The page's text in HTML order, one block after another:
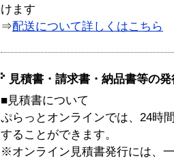
けます
⇒配送について詳しくはこちら
見積書・請求書・納品書等の
■見積書について
ぷらっとオンラインでは、24時
することができます。
※オンライン見積書発行には、